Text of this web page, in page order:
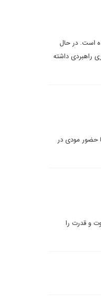
است. در حال
راهبردی داشته
حضور مودی در
و قدرت را